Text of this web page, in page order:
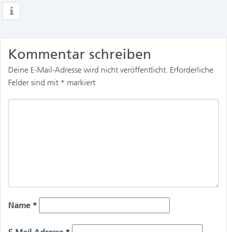
Kommentar schreiben
Deine E-Mail-Adresse wird nicht veröffentlicht. Erforderliche
Felder sind mit * markiert
Name *